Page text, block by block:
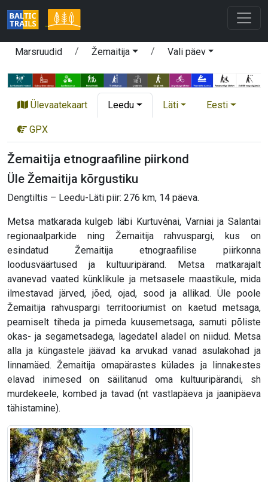
Marsruudid Žemaitija Vali päev
Ülevaatekaart Leedu Läti Eesti
GPX
Žemaitija etnograafiline piirkond
Üle Žemaitija kõrgustiku
Dengtiltis – Leedu-Läti piir: 276 km, 14 päeva.
Metsa matkarada kulgeb läbi Kurtuvėnai, Varniai ja Salantai
regionaalparkide ning Žemaitija rahvuspargi, kus on
esindatud Žemaitija etnograafilise piirkonna
loodusväärtused ja kultuuripärand. Metsa matkarajalt
avanevad vaated künklikule ja metsasele maastikule, mida
ilmestavad järved, jõed, ojad, sood ja allikad. Üle poole
Žemaitija rahvuspargi territooriumist on kaetud metsaga,
peamiselt tiheda ja pimeda kuusemetsaga, samuti põliste
okas- ja segametsadega, lagedatel aladel on niidud. Metsa
alla ja küngastele jäävad ka arvukad vanad asulakohad ja
linnamäed. Žemaitija omapärastes külades ja linnakestes
elavad inimesed on säilitanud oma kultuuripärandi, sh
murdekeele, kombed ja tavad (nt vastlapäeva ja jaanipäeva
tähistamine).